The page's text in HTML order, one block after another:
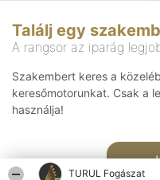
TURUL Fogászat
Találj egy
A rangsor az iparág
Szakembert keres a
keresőmotorunkat. Csak a
használja!